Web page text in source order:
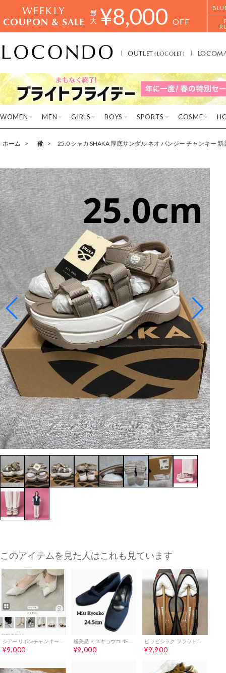
WEEKLY
COUPON & SALE ¥8,000 OFF
OUTLET(LOCOLET)
WOMEN MEN GIRLS BOYS SPORTS COSME
ホーム 靴 25.0 シャカ SHAKA 厚底サンダル ネオ バンジー チャンキー
このアイテムを見た人はこれも見ています
¥9,000 ¥9,000 ¥9,900